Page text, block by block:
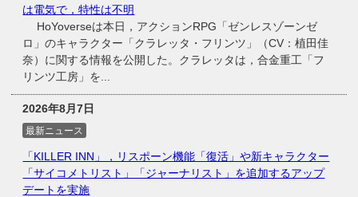
は電気で，特性は不明
HoYoverseは本日，アクションRPG「ゼンレスゾーンゼ
ロ」のキャラクター「クラレッタ・フリンツ」（CV：植田佳
奈）に関する情報を公開した。クラレッタは，合金重工「フ
リンツ工房」を...
2026年8月7日
最新ニュース
「KILLER INN」，リスポーン機能「復活」や新キャラクター
「サイコメトリスト」「ジャーナリスト」を追加するアップ
デートを実施